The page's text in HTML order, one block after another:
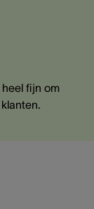
fijn om